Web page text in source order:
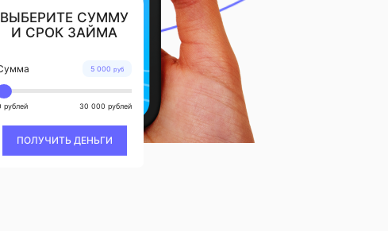
ВЫБЕРИТЕ СУММУ
И СРОК ЗАЙМА
5 000 руб
рублей 30 000 рублей
ПОЛУЧИТЬ ДЕНЬГИ